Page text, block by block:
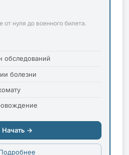
нуля до военного билета.
обследований
болезни
Начать →